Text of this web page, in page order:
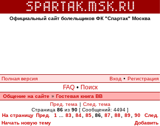
Официальный сайт болельщиков ФК "Спартак" Москва
Полная версия Вход • Регистрация
FAQ • Поиск
Общение на сайте » Гостевая книга ВВ
Пред. тема | След. тема
Страница 86 из 90 [ Сообщений: 4494 ]
На страницу Пред. 1 83 84 85 86, 87 88 89 90
След.
Начать новую тему
Добавить